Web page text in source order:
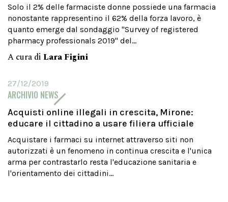
Solo il 2% delle farmaciste donne possiede una farmacia
nonostante rappresentino il 62% della forza lavoro, è
quanto emerge dal sondaggio "Survey of registered
pharmacy professionals 2019" del...
A cura di Lara Figini
27/12/2019
ARCHIVIO NEWS
Acquisti online illegali in crescita, Mirone:
educare il cittadino a usare filiera ufficiale
Acquistare i farmaci su internet attraverso siti non
autorizzati è un fenomeno in continua crescita e l'unica
arma per contrastarlo resta l'educazione sanitaria e
l'orientamento dei cittadini...